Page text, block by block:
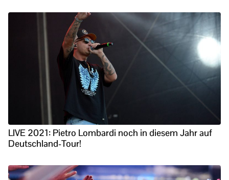
LIVE 2021: Pietro Lombardi noch in diesem Jahr auf
Deutschland-Tour!